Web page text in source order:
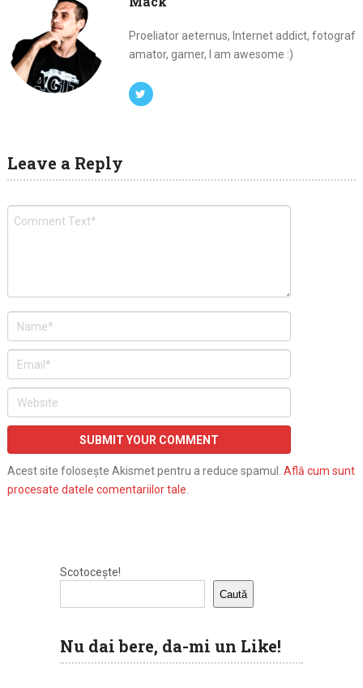
Proeliator aeternus, Internet addict, fotograf
amator, gamer, I am awesome :)
Leave a Reply
Acest site folosește Akismet pentru a reduce spamul. Află cum sunt
procesate datele comentariilor tale
Scotocește!
Caută
Nu dai bere, da-mi un Like!